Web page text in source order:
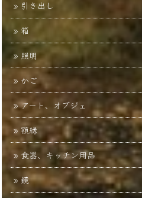
引き出し
箱
照明
かご
アート、オブジェ
額縁
食器、キッチン用品
鏡